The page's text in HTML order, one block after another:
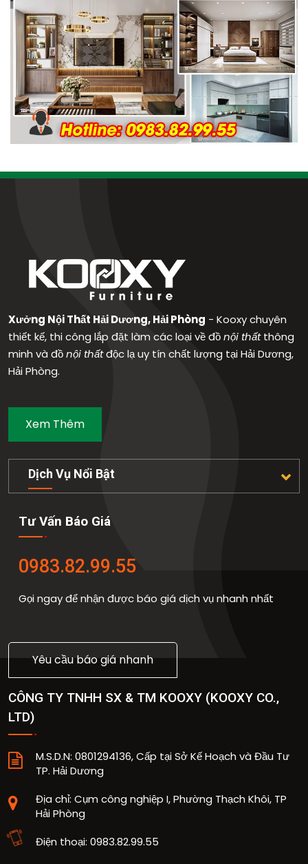
Xưởng Nội Thất Hải Dương, Hải Phòng - Kooxy chuyên
thiết kế, thi công lắp đặt làm các loại về đồnội thấtthông
minh và đồnội thấtđộc lạ uy tín chất lượng tại Hải Dương,
Hải Phòng.
Xem Thêm
Dịch Vụ Nổi Bật
Tư Vấn Báo Giá
0983.82.99.55
Gọi ngay để nhận được báo giá dịch vụ nhanh nhất
Yêu cầu báo giá nhanh
CÔNG TY TNHH SX & TM KOOXY (KOOXY CO.,
LTD)
M.S.D.N: 0801294136, Cấp tại Sở Kế Hoạch và Đầu Tư
TP. Hải Dương
Địa chỉ: Cụm công nghiệp I, Phường Thạch Khôi, TP
Hải Phòng
Điện thoại: 0983.82.99.55